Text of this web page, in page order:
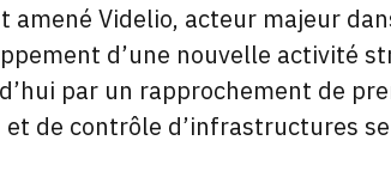
amené Videlio, acteur majeur
d’une nouvelle activité
par un rapprochement de
et de contrôle d’infrastructures